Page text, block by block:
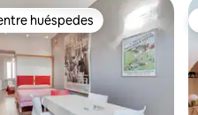
en Favorito entre huéspedes
huéspedes